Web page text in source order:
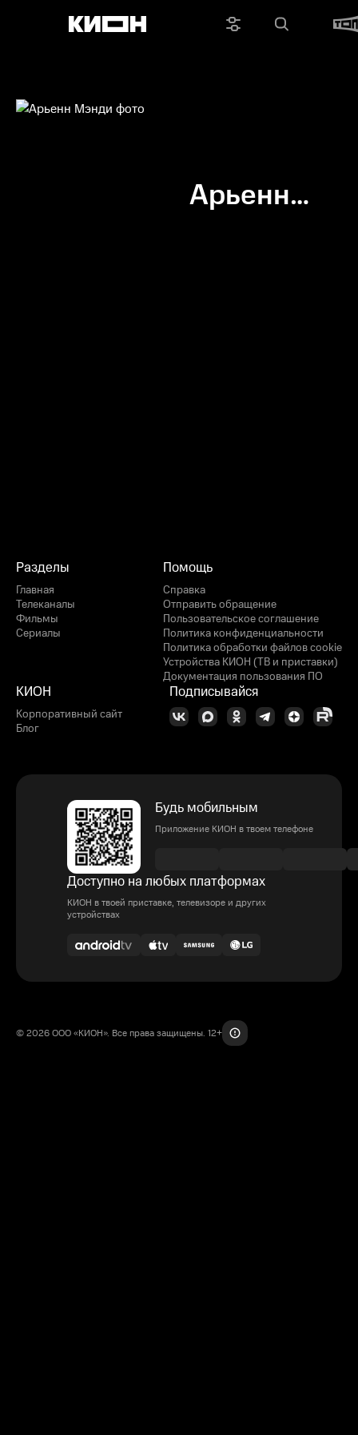
Арьенн
Разделы
Главная
Телеканалы
Фильмы
Сериалы
Помощь
Справка
Отправить обращение
Пользовательское соглашение
Политика конфиденциальности
Политика обработки файлов cookie
Устройства КИОН (ТВ и приставки)
Документация пользования ПО
КИОН
Корпоративный сайт
Блог
Подписывайся
Будь мобильным
Приложение КИОН в твоем телефоне
Доступно на любых платформах
КИОН в твоей приставке, телевизоре и других
устройствах
© 2026 ООО «КИОН». Все права защищены. 12+